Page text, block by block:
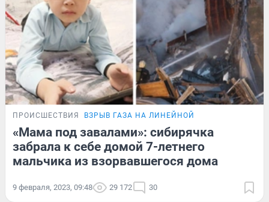
ПРОИСШЕСТВИЯ ВЗРЫВ ГАЗА НА ЛИНЕЙНОЙ
«Мама под завалами»: сибирячка
забрала к себе домой 7-летнего
мальчика из взорвавшегося дома
9 февраля, 2023, 09:48 29 172 30